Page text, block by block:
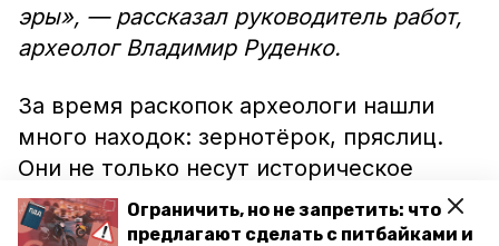
Ограничить, но не запретить: что
предлагают сделать с питбайками и
эры», — рассказал руководитель работ,
археолог Владимир Руденко.
За время раскопок археологи нашли
много находок: зернотёрок, пряслиц.
Они не только несут историческое
значение, но и помогают разобраться,
где древние люди строили свои дома.